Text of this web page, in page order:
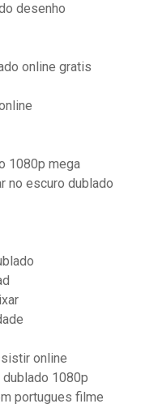
desenho
online gratis
1080p mega
no escuro dublado
online
dublado 1080p
portugues filme